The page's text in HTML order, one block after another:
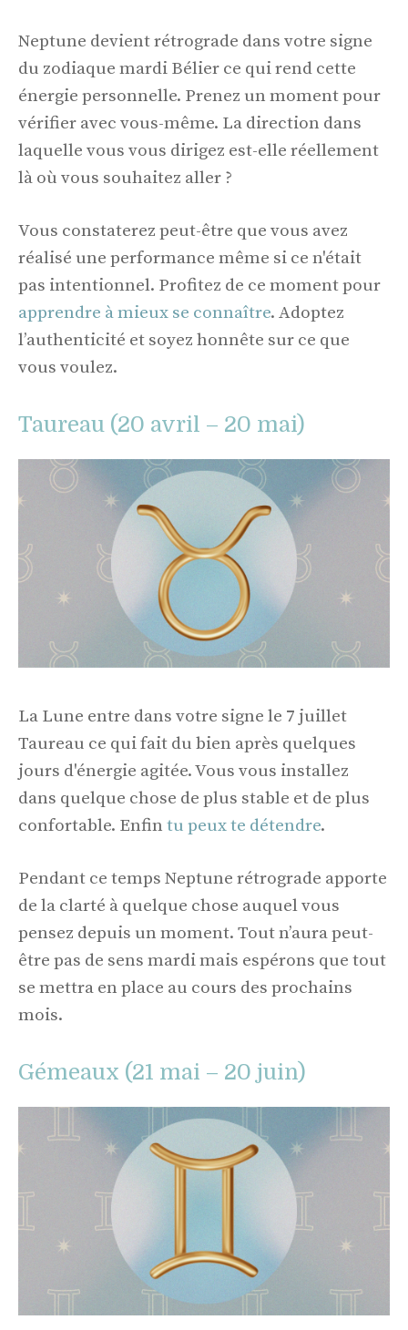
Neptune devient rétrograde dans votre signe
du zodiaque mardi Bélier ce qui rend cette
énergie personnelle. Prenez un moment pour
vérifier avec vous-même. La direction dans
laquelle vous vous dirigez est-elle réellement
là où vous souhaitez aller ?
Vous constaterez peut-être que vous avez
réalisé une performance même si ce n'était
pas intentionnel. Profitez de ce moment pour
apprendre à mieux se connaître. Adoptez
l’authenticité et soyez honnête sur ce que
vous voulez.
Taureau (20 avril – 20 mai)
La Lune entre dans votre signe le 7 juillet
Taureau ce qui fait du bien après quelques
jours d'énergie agitée. Vous vous installez
dans quelque chose de plus stable et de plus
confortable. Enfin tu peux te détendre.
Pendant ce temps Neptune rétrograde apporte
de la clarté à quelque chose auquel vous
pensez depuis un moment. Tout n’aura peut-
être pas de sens mardi mais espérons que tout
se mettra en place au cours des prochains
mois.
Gémeaux (21 mai – 20 juin)